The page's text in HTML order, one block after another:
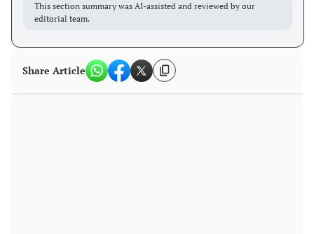
This section summary was AI-assisted and reviewed by our
editorial team.
Share Article